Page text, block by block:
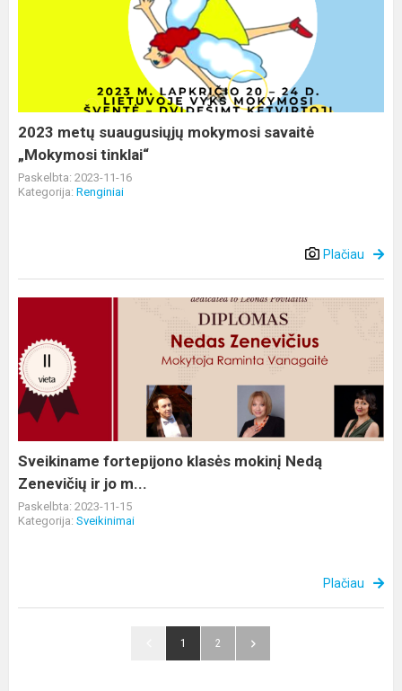
2023 metų suaugusiųjų mokymosi savaitė
„Mokymosi tinklai“
Paskelbta: 2023-11-16
Kategorija: Renginiai
Plačiau
klasės
mokinį
Nedą
Zenevičių
jo
m...
Sveikiname fortepijono klasės mokinį Nedą
Zenevičių ir jo m...
Paskelbta: 2023-11-15
Kategorija: Sveikinimai
Plačiau
1 2